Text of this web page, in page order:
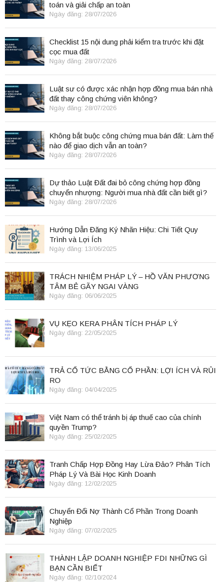
toán và giải chấp an toàn
Ngày đăng: 28/07/2026
Checklist 15 nội dung phải kiểm tra trước khi đặt
cọc mua đất
Ngày đăng: 28/07/2026
Luật sư có được xác nhận hợp đồng mua bán nhà
đất thay công chứng viên không?
Ngày đăng: 28/07/2026
Không bắt buộc công chứng mua bán đất: Làm thế
nào để giao dịch vẫn an toàn?
Ngày đăng: 28/07/2026
Dự thảo Luật Đất đai bỏ công chứng hợp đồng
chuyển nhượng: Người mua nhà đất cần biết gì?
Ngày đăng: 28/07/2026
Hướng Dẫn Đăng Ký Nhãn Hiệu: Chi Tiết Quy
Trình và Lợi Ích
Ngày đăng: 13/06/2025
TRÁCH NHIỆM PHÁP LÝ – HỒ VĂN PHƯƠNG
TÂM BẺ GÃY NGAI VÀNG
Ngày đăng: 06/06/2025
VỤ KẸO KERA PHÂN TÍCH PHÁP LÝ
Ngày đăng: 22/05/2025
TRẢ CỔ TỨC BẰNG CỔ PHẦN: LỢI ÍCH VÀ RỦI
RO
Ngày đăng: 04/04/2025
Việt Nam có thể tránh bị áp thuế cao của chính
quyền Trump?
Ngày đăng: 25/02/2025
Tranh Chấp Hợp Đồng Hay Lừa Đảo? Phân Tích
Pháp Lý Và Bài Học Kinh Doanh
Ngày đăng: 12/02/2025
Chuyển Đổi Nợ Thành Cổ Phần Trong Doanh
Nghiệp
Ngày đăng: 07/02/2025
THÀNH LẬP DOANH NGHIỆP FDI NHỮNG GÌ
BẠN CẦN BIẾT
Ngày đăng: 02/10/2024